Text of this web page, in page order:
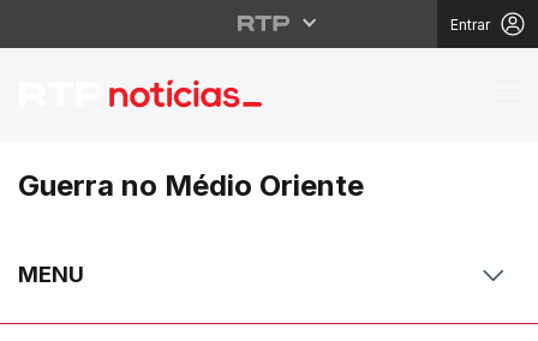
Entrar
Trump anuncia novas
Guerra no Médio Oriente
MENU